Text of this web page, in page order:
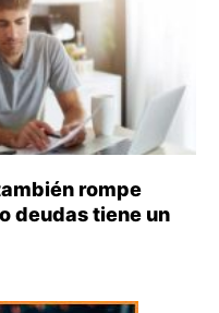
rompe
deudas tiene un